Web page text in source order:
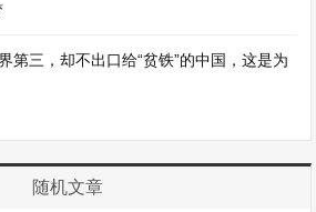
第三，却不出口给“贫铁”的中国，这是为
随机文章